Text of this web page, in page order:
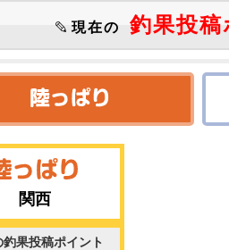
現在の 釣果投稿
関西
果投稿ポイント